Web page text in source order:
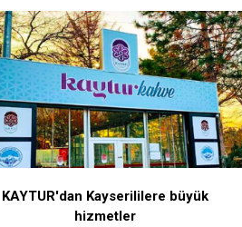
KAYTUR'dan Kayserililere büyük
hizmetler